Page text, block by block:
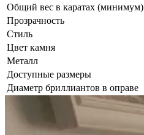
Общий вес в каратах (минимум)
Прозрачность
Стиль
Цвет камня
Металл
Доступные размеры
Диаметр бриллиантов в оправе